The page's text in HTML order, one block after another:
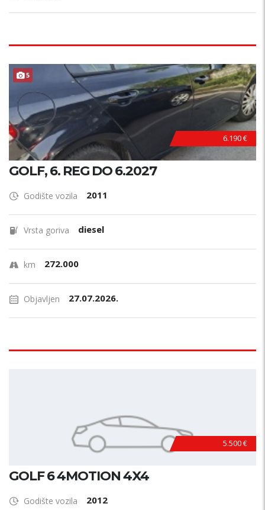
5
6.190 €
GOLF, 6. REG DO 6.2027
Godište vozila 2011
Vrsta goriva diesel
km 272.000
Objavljen 27.07.2026.
5.500 €
GOLF 6 4MOTION 4X4
Godište vozila 2012